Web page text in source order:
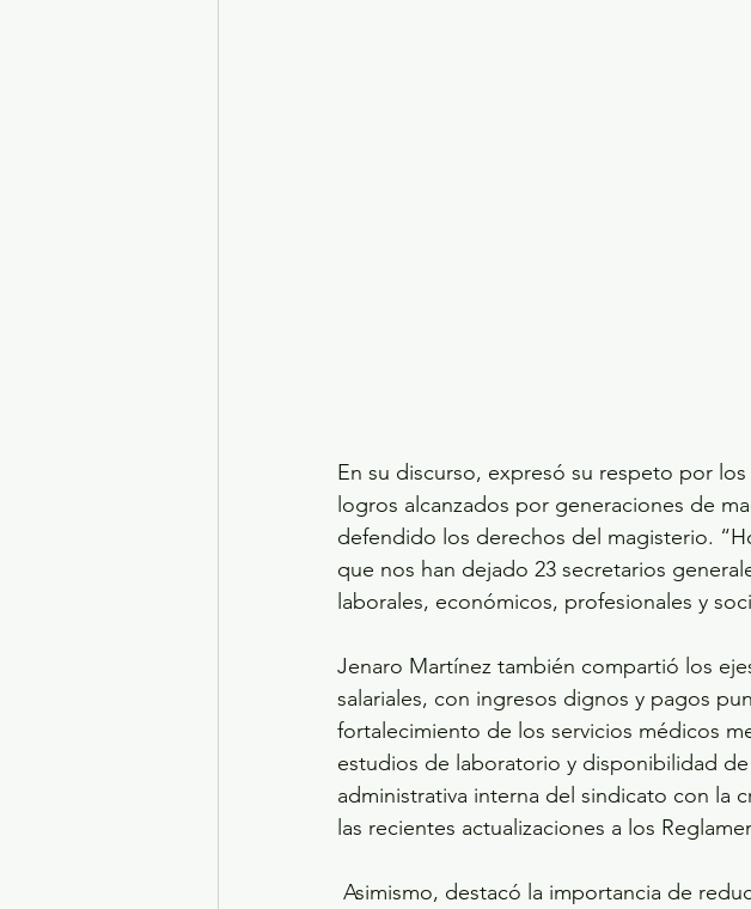
En su discurso, expresó su respeto por
logros alcanzados por generaciones de
defendido los derechos del magisterio.
que nos han dejado 23 secretarios
laborales, económicos, profesionales y
Jenaro Martínez también compartió los
salariales, con ingresos dignos y pagos
fortalecimiento de los servicios médicos
estudios de laboratorio y disponibilidad
administrativa interna del sindicato con la
las recientes actualizaciones a los